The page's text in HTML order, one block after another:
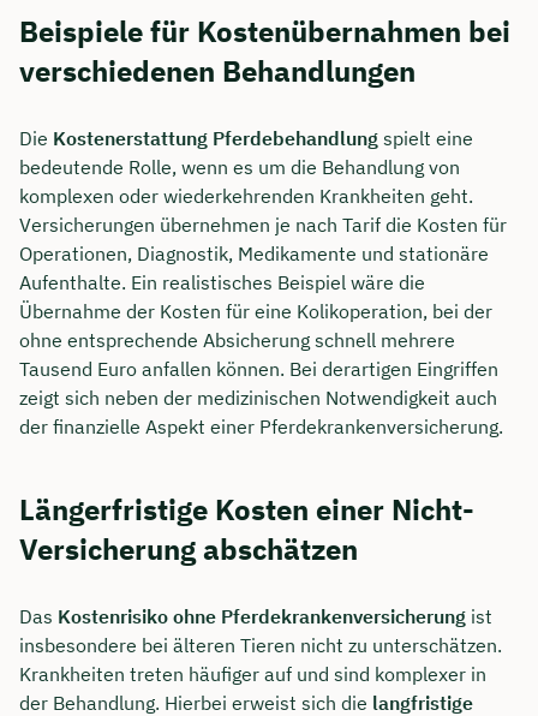
Beispiele für Kostenübernahmen bei
verschiedenen Behandlungen
Die Kostenerstattung Pferdebehandlung spielt eine
bedeutende Rolle, wenn es um die Behandlung von
komplexen oder wiederkehrenden Krankheiten geht.
Versicherungen übernehmen je nach Tarif die Kosten für
Operationen, Diagnostik, Medikamente und stationäre
Aufenthalte. Ein realistisches Beispiel wäre die
Übernahme der Kosten für eine Kolikoperation, bei der
ohne entsprechende Absicherung schnell mehrere
Tausend Euro anfallen können. Bei derartigen Eingriffen
zeigt sich neben der medizinischen Notwendigkeit auch
der finanzielle Aspekt einer Pferdekrankenversicherung.
Längerfristige Kosten einer Nicht-
Versicherung abschätzen
Das Kostenrisiko ohne Pferdekrankenversicherung ist
insbesondere bei älteren Tieren nicht zu unterschätzen.
Krankheiten treten häufiger auf und sind komplexer in
der Behandlung. Hierbei erweist sich die langfristige